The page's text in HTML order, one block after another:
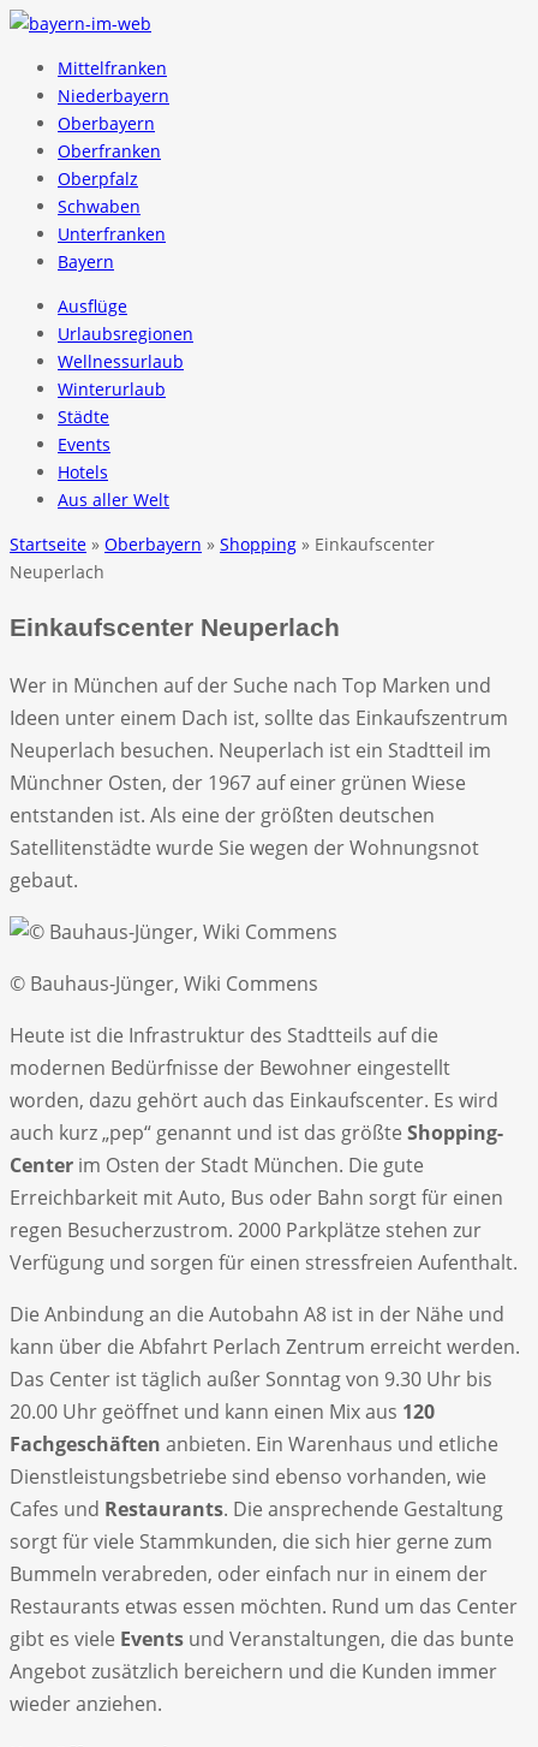
Mittelfranken
Niederbayern
Oberbayern
Oberfranken
Oberpfalz
Schwaben
Unterfranken
Bayern
Ausflüge
Urlaubsregionen
Wellnessurlaub
Winterurlaub
Städte
Events
Hotels
Aus aller Welt
Startseite » Oberbayern » Shopping » Einkaufscenter
Neuperlach
Einkaufscenter Neuperlach
Wer in München auf der Suche nach Top Marken und
Ideen unter einem Dach ist, sollte das Einkaufszentrum
Neuperlach besuchen. Neuperlach ist ein Stadtteil im
Münchner Osten, der 1967 auf einer grünen Wiese
entstanden ist. Als eine der größten deutschen
Satellitenstädte wurde Sie wegen der Wohnungsnot
gebaut.
© Bauhaus-Jünger, Wiki Commens
Heute ist die Infrastruktur des Stadtteils auf die
modernen Bedürfnisse der Bewohner eingestellt
worden, dazu gehört auch das Einkaufscenter. Es wird
auch kurz „pep“ genannt und ist das größte Shopping-
Center im Osten der Stadt München. Die gute
Erreichbarkeit mit Auto, Bus oder Bahn sorgt für einen
regen Besucherzustrom. 2000 Parkplätze stehen zur
Verfügung und sorgen für einen stressfreien Aufenthalt.
Die Anbindung an die Autobahn A8 ist in der Nähe und
kann über die Abfahrt Perlach Zentrum erreicht werden.
Das Center ist täglich außer Sonntag von 9.30 Uhr bis
20.00 Uhr geöffnet und kann einen Mix aus 120
Fachgeschäften anbieten. Ein Warenhaus und etliche
Dienstleistungsbetriebe sind ebenso vorhanden, wie
Cafes und Restaurants. Die ansprechende Gestaltung
sorgt für viele Stammkunden, die sich hier gerne zum
Bummeln verabreden, oder einfach nur in einem der
Restaurants etwas essen möchten. Rund um das Center
gibt es viele Events und Veranstaltungen, die das bunte
Angebot zusätzlich bereichern und die Kunden immer
wieder anziehen.